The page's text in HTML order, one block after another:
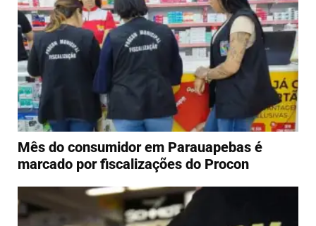
Mês do consumidor em Parauapebas é
marcado por fiscalizações do Procon